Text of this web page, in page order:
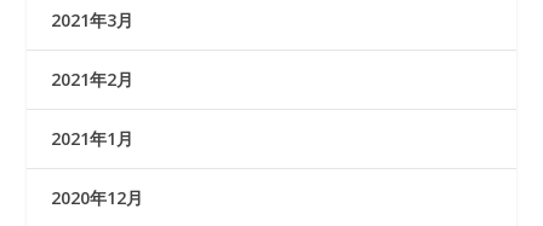
2021年3月
2021年2月
2021年1月
2020年12月